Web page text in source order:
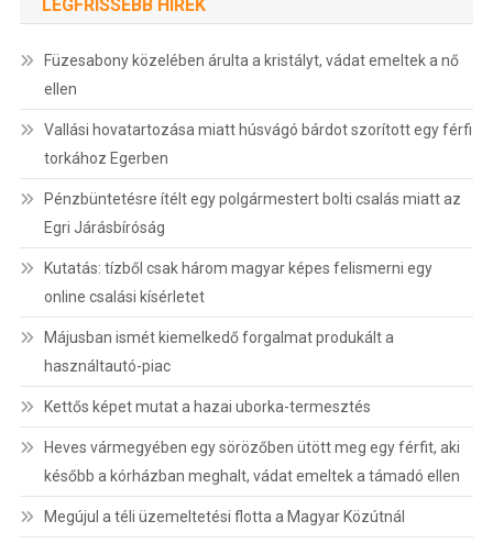
LEGFRISSEBB HÍREK
Füzesabony közelében árulta a kristályt, vádat emeltek a nő
ellen
Vallási hovatartozása miatt húsvágó bárdot szorított egy férfi
torkához Egerben
Pénzbüntetésre ítélt egy polgármestert bolti csalás miatt az
Egri Járásbíróság
Kutatás: tízből csak három magyar képes felismerni egy
online csalási kísérletet
Májusban ismét kiemelkedő forgalmat produkált a
használtautó-piac
Kettős képet mutat a hazai uborka-termesztés
Heves vármegyében egy sörözőben ütött meg egy férfit, aki
később a kórházban meghalt, vádat emeltek a támadó ellen
Megújul a téli üzemeltetési flotta a Magyar Közútnál